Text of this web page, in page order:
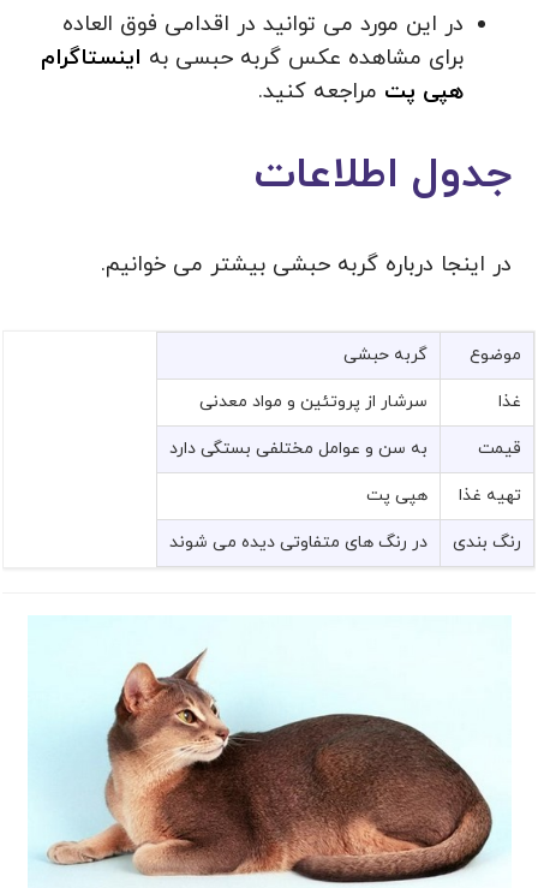
در این مورد می توانید در اقدامی فوق العاده
برای مشاهده عکس گربه حبسی به اینستاگرام
هپی پت مراجعه کنید.
جدول اطلاعات
در اینجا درباره گربه حبشی بیشتر می خوانیم.
موضوع گربه حبشی
غذا سرشار از پروتئین و مواد معدنی
قیمت به سن و عوامل مختلفی بستگی دارد
تهیه غذا هپی پت
رنگ بندی در رنگ های متفاوتی دیده می شوند